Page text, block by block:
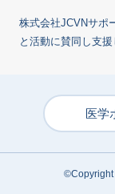
株式会社JCVNサポ
と活動に賛同し支援
医学
©Copyright